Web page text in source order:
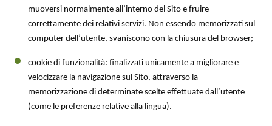
muoversi normalmente all’interno del Sito e fruire
correttamente dei relativi servizi. Non essendo memorizzati sul
computer dell’utente, svaniscono con la chiusura del browser;
cookie di funzionalità: finalizzati unicamente a migliorare e
velocizzare la navigazione sul Sito, attraverso la
memorizzazione di determinate scelte effettuate dall’utente
(come le preferenze relative alla lingua).